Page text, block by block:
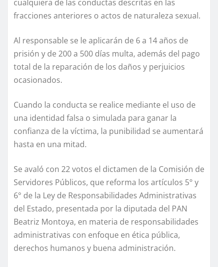
cualquiera de las conductas descritas en las
fracciones anteriores o actos de naturaleza sexual.
Al responsable se le aplicarán de 6 a 14 años de
prisión y de 200 a 500 días multa, además del pago
total de la reparación de los daños y perjuicios
ocasionados.
Cuando la conducta se realice mediante el uso de
una identidad falsa o simulada para ganar la
confianza de la víctima, la punibilidad se aumentará
hasta en una mitad.
Se avaló con 22 votos el dictamen de la Comisión de
Servidores Públicos, que reforma los artículos 5° y
6° de la Ley de Responsabilidades Administrativas
del Estado, presentada por la diputada del PAN
Beatriz Montoya, en materia de responsabilidades
administrativas con enfoque en ética pública,
derechos humanos y buena administración.